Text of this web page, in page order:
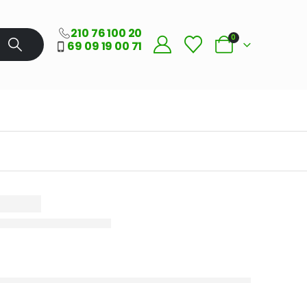
210 76 100 20
69 09 19 00 71
0